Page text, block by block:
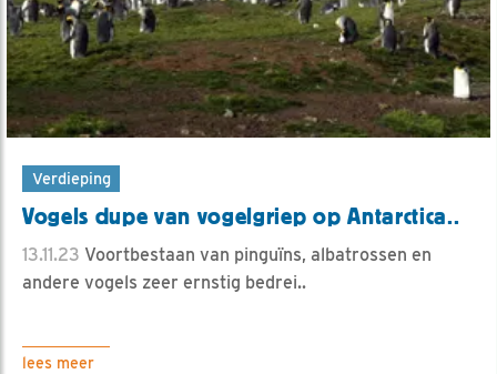
Verdieping
Vogels dupe van vogelgriep op Antarctica..
13.11.23 Voortbestaan van pinguïns, albatrossen en
andere vogels zeer ernstig bedrei..
lees meer